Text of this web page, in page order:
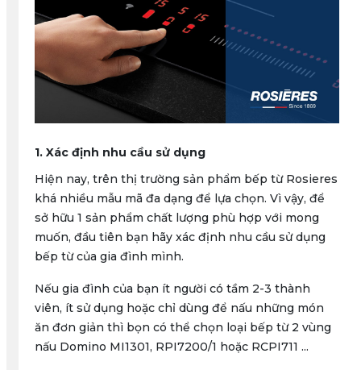
1. Xác định nhu cầu sử dụng
Hiện nay, trên thị trường sản phẩm bếp từ Rosieres
khá nhiều mẫu mã đa dạng để lựa chọn. Vì vậy, để
sở hữu 1 sản phẩm chất lượng phù hợp với mong
muốn, đầu tiên bạn hãy xác định nhu cầu sử dụng
bếp từ của gia đình mình.
Nếu gia đình của bạn ít người có tầm 2-3 thành
viên, ít sử dụng hoặc chỉ dùng để nấu những món
ăn đơn giản thì bọn có thể chọn loại bếp từ 2 vùng
nấu Domino MI1301, RPI7200/1 hoặc RCPI711 ...